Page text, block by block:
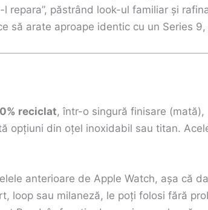
repara”, păstrând look-ul familiar și
să arate aproape identic cu un Series
reciclat, într-o singură finisare
opțiuni din oțel inoxidabil sau titan.
anterioare de Apple Watch, așa că
loop sau milaneză, le poți folosi fără